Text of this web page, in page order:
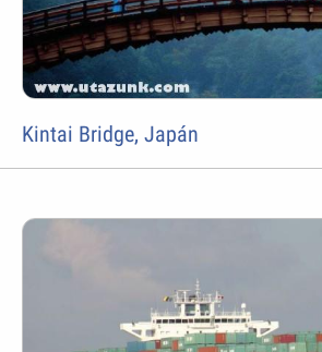
Kintai Bridge, Japán